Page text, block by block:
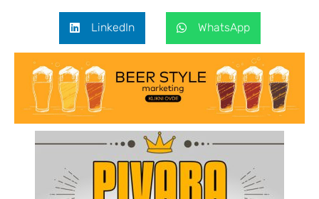
LinkedIn WhatsApp